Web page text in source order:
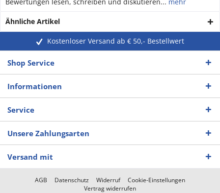
Ähnliche Artikel
Kostenloser Versand ab € 50,- Bestellwert
Shop Service
Informationen
Service
Unsere Zahlungsarten
Versand mit
AGB Datenschutz Widerruf
Cookie-Einstellungen
Vertrag widerrufen